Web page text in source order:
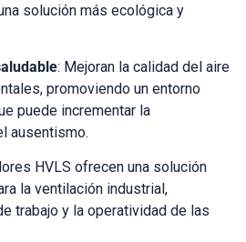
solución más ecológica y
: Mejoran la calidad del aire
promoviendo un entorno
puede incrementar la
ausentismo.
HVLS ofrecen una solución
la ventilación industrial,
trabajo y la operatividad de las